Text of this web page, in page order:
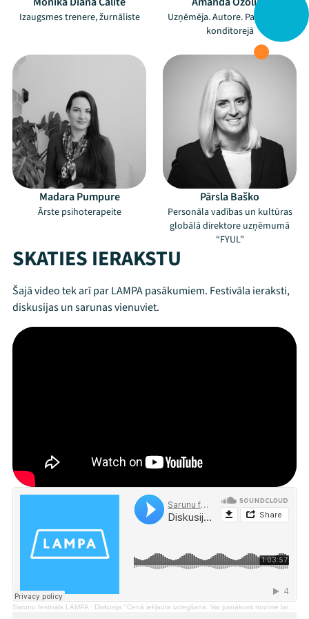
Mana programma
Festivāls
Programma
Izaugsmes trenere, žurnāliste
Uzņēmēja. Autore. Pasniedzēja
konditorejā
Madara Pumpure
Ārste psihoterapeite
Pārsla Baško
Personāla vadības un kultūras
globālā direktore uzņēmumā
“FYUL"
SKATIES IERAKSTU
Šajā video tek arī par LAMPA pasākumiem. Festivāla ieraksti,
diskusijas un sarunas vienuviet.
Sarunu festivāls LAMPA · Diskusija "Cenā iekļauta izdegšana. Vai panākumi nozīmē laimi?"